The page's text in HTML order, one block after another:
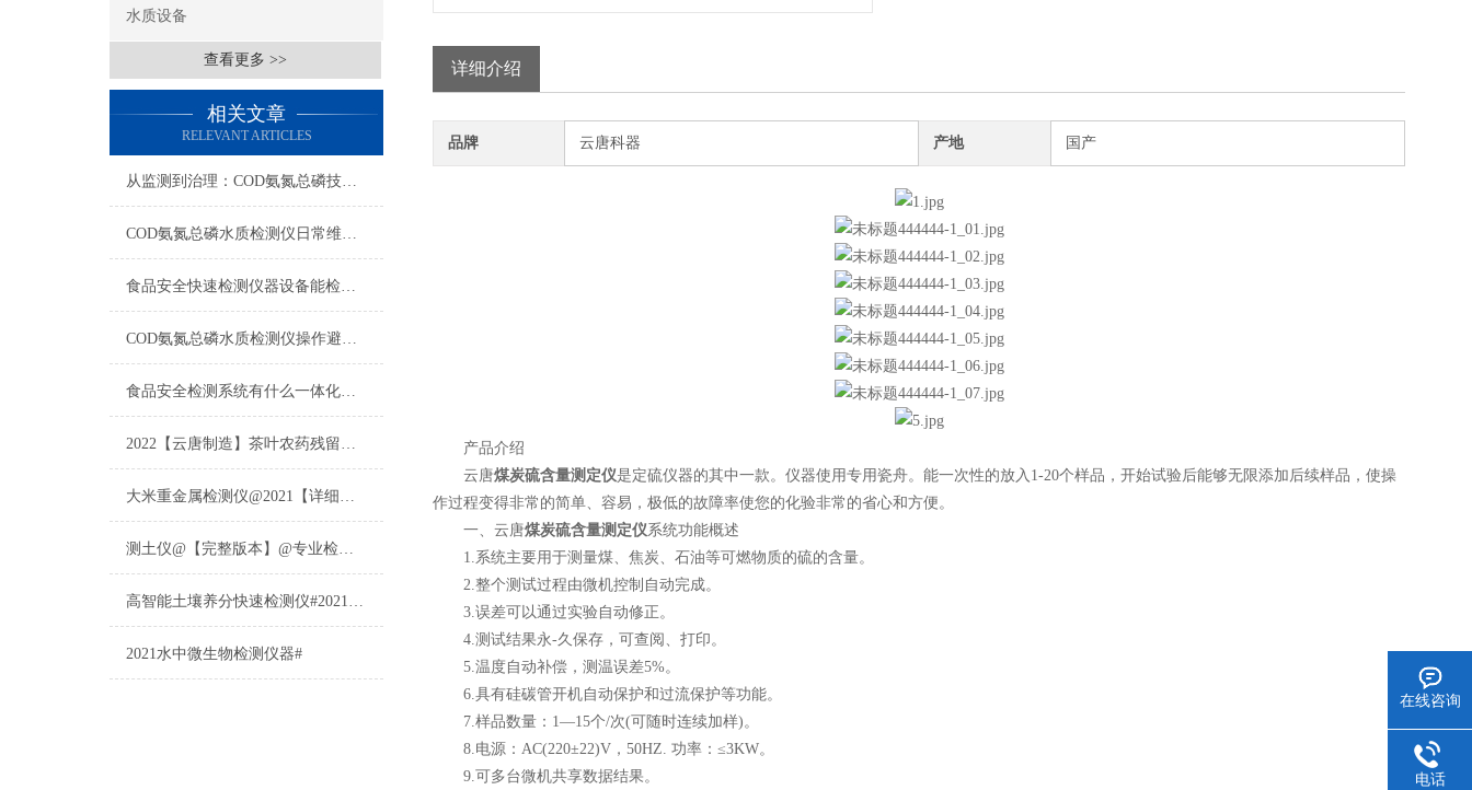
水质设备
查看更多 >>
相关文章
RELEVANT ARTICLES
从监测到治理：COD氨氮总磷技术的双领域实战解析
COD氨氮总磷水质检测仪日常维护与试剂管理，降低故障率就靠这几招
食品安全快速检测仪器设备能检什么？一张表说清适用范围
COD氨氮总磷水质检测仪操作避坑指南：这几个步骤直接影响数据准确性
食品安全检测系统有什么一体化配置·2023仪器仪表推荐·山东云唐
2022【云唐制造】茶叶农药残留检测仪多少钱一台@山东云唐仪器仪表制造
大米重金属检测仪@2021【详细版本】@专业检测大米重金属仪器仪表
测土仪@【完整版本】@专业检测土壤的仪器仪表
高智能土壤养分快速检测仪#2021【土壤养分检测专用仪器仪表】
2021水中微生物检测仪器#
详细介绍
品牌 云唐科器 产地 国产
产品介绍
云唐煤炭硫含量测定仪是定硫仪器的其中一款。仪器使用专用瓷舟。能一次性的放入1-20个样品，开始试验后能够无限添加后续样品，使操
作过程变得非常的简单、容易，极低的故障率使您的化验非常的省心和方便。
一、云唐煤炭硫含量测定仪系统功能概述
1.系统主要用于测量煤、焦炭、石油等可燃物质的硫的含量。
2.整个测试过程由微机控制自动完成。
3.误差可以通过实验自动修正。
4.测试结果永-久保存，可查阅、打印。
5.温度自动补偿，测温误差5%。
6.具有硅碳管开机自动保护和过流保护等功能。
7.样品数量：1—15个/次(可随时连续加样)。
8.电源：AC(220±22)V，50HZ. 功率：≤3KW。
9.可多台微机共享数据结果。
在线咨询
电话